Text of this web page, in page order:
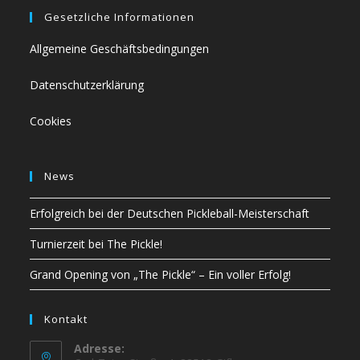
Gesetzliche Informationen
Allgemeine Geschäftsbedingungen
Datenschutzerklärung
Cookies
News
Erfolgreich bei der Deutschen Pickleball-Meisterschaft
Turnierzeit bei The Pickle!
Grand Opening von „The Pickle“ – Ein voller Erfolg!
Kontakt
Adresse: